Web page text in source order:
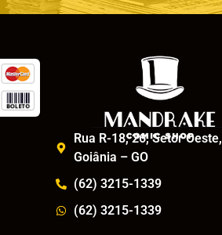
Rua R-18, 26, Setor Oeste,
Goiânia – GO
(62) 3215-1339
(62) 3215-1339